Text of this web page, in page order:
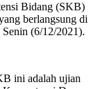
Bidang (SKB)
berlangsung di
(6/12/2021).
ini adalah ujian